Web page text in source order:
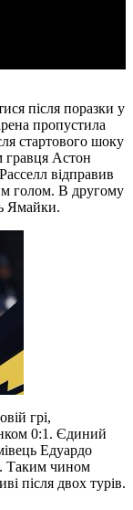
після поразки у
пропустила
стартового шоку
гравця Астон
відправив
голом. В другому
Ямайки.
грі,
0:1. Єдиний
Едуардо
Таким чином
після двох турів.